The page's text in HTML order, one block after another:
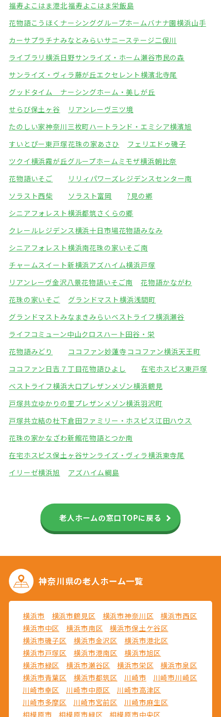
福寿よこはま港北福寿よこはま栄飯島
花物語こうほくナーシンググループホームバナナ園横浜山手
カーサプラチナみなとみらいサニーステージ二俣川
ライブラリ横浜日野サンライズ・ホーム瀬谷市民の森
サンライズ・ヴィラ藤が丘エクセレント横濱北寺尾
グッドタイム ナーシングホーム・美しが丘
せらび保土ヶ谷
リアンレーヴ三ツ境
たのしい家神奈川三枚町ハートランド・エミシア横濱旭
すいとぴー東戸塚花珠の家あさひ
フェリエドゥ磯子
ツクイ横浜霧が丘グループホーム ミモザ横浜朝比奈
花物語いそご
リリィパワーズレジデンスセンター南
ソラスト西柴
ソラスト富岡
?見の鄕
シニアフォレスト横浜都筑さくらの郷
クレールレジデンス横浜十日市場花物語みなみ
シニアフォレスト横浜南花珠の家いそご南
チャームスイート新横浜アズハイム横浜戸塚
リアンレーヴ金沢八景花物語いそご南
花物語かながわ
花珠の家いそご
グランドマスト横浜浅間町
グランドマストみなまきみらいベストライフ横浜瀬谷
ライフコミューン中山クロスハート田谷・栄
花物語みどり
ココファン妙蓮寺ココファン横浜天王町
ココファン日吉７丁目花物語ひよし
在宅ホスピス東戸塚
ベストライフ横浜大口プレザンメゾン横浜鶴見
戸塚共立ゆかりの里 プレザンメゾン横浜羽沢町
戸塚共立結の杜下倉田ファミリー・ホスピス江田ハウス
花珠の家かなざわ新館花物語とつか南
在宅ホスピス保土ヶ谷サンライズ・ヴィラ横浜東寺尾
イリーゼ横浜旭
アズハイム綱島
老人ホームの窓口TOPに戻る
神奈川県の老人ホーム一覧
横浜市 横浜市鶴見区 横浜市神奈川区
横浜市西区
横浜市中区
横浜市南区
横浜市保土ケ谷区
横浜市磯子区
横浜市金沢区
横浜市港北区
横浜市戸塚区
横浜市港南区
横浜市旭区
横浜市緑区
横浜市瀬谷区 横浜市栄区
横浜市泉区
横浜市青葉区
横浜市都筑区 川崎市
川崎市川崎区
川崎市幸区
川崎市中原区
川崎市高津区
川崎市多摩区
川崎市宮前区
川崎市麻生区
相模原市
相模原市緑区
相模原市中央区